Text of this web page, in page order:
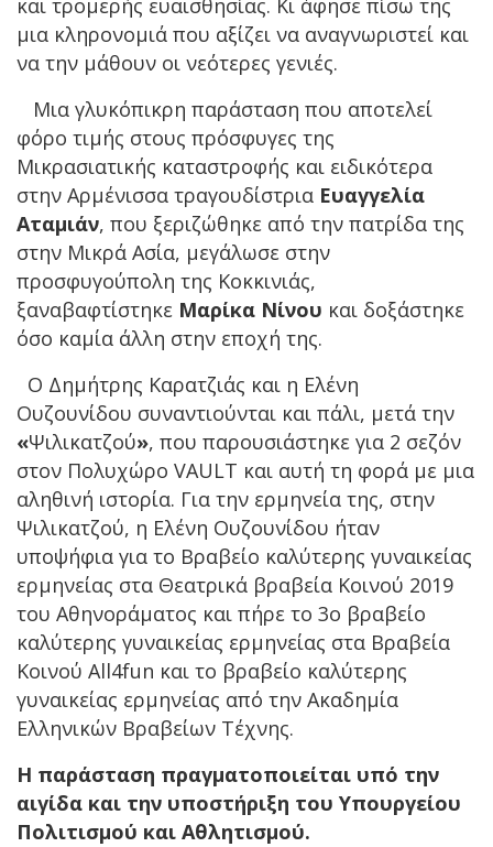
και τρομερής ευαισθησίας. Κι άφησε πίσω της
μια κληρονομιά που αξίζει να αναγνωριστεί και
να την μάθουν οι νεότερες γενιές.
Μια γλυκόπικρη παράσταση που αποτελεί
φόρο τιμής στους πρόσφυγες της
Μικρασιατικής καταστροφής και ειδικότερα
στην Αρμένισσα τραγουδίστρια Ευαγγελία
Αταμιάν, που ξεριζώθηκε από την πατρίδα της
στην Μικρά Ασία, μεγάλωσε στην
προσφυγούπολη της Κοκκινιάς,
ξαναβαφτίστηκε Μαρίκα Νίνου και δοξάστηκε
όσο καμία άλλη στην εποχή της.
Ο Δημήτρης Καρατζιάς και η Ελένη
Ουζουνίδου συναντιούνται και πάλι, μετά την
«Ψιλικατζού», που παρουσιάστηκε για 2 σεζόν
στον Πολυχώρο VAULT και αυτή τη φορά με μια
αληθινή ιστορία. Για την ερμηνεία της, στην
Ψιλικατζού, η Ελένη Ουζουνίδου ήταν
υποψήφια για το Βραβείο καλύτερης γυναικείας
ερμηνείας στα Θεατρικά βραβεία Κοινού 2019
του Αθηνοράματος και πήρε το 3ο βραβείο
καλύτερης γυναικείας ερμηνείας στα Βραβεία
Κοινού All4fun και το βραβείο καλύτερης
γυναικείας ερμηνείας από την Ακαδημία
Ελληνικών Βραβείων Τέχνης.
Η παράσταση πραγματοποιείται υπό την
αιγίδα και την υποστήριξη του Υπουργείου
Πολιτισμού και Αθλητισμού.